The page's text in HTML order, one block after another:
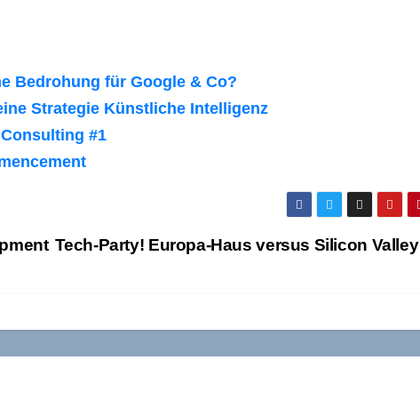
Bedrohung für Google & Co?
Strategie Künstliche Intelligenz
#1
Tech-Party! Europa-Haus versus Silicon Valley